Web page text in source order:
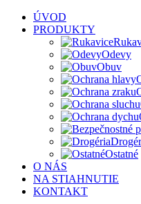
ÚVOD
PRODUKTY
Odevy
Obuv
Ostatné
O NÁS
NA STIAHNUTIE
KONTAKT